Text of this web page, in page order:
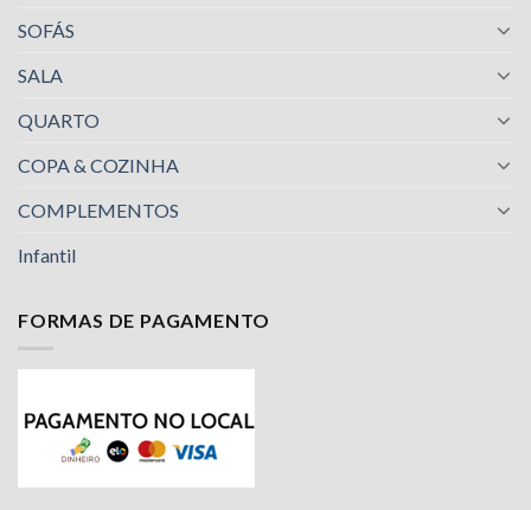
SOFÁS
SALA
QUARTO
COPA & COZINHA
COMPLEMENTOS
Infantil
FORMAS DE PAGAMENTO